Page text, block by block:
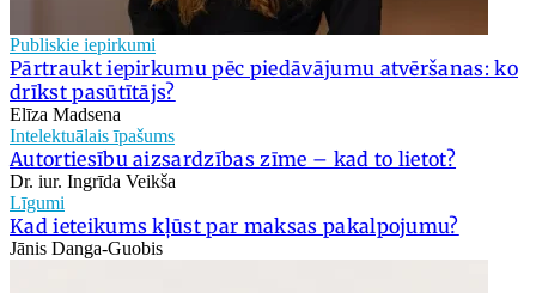
Publiskie iepirkumi
Pārtraukt iepirkumu pēc piedāvājumu atvēršanas: ko
drīkst pasūtītājs?
Elīza Madsena
Intelektuālais īpašums
Autortiesību aizsardzības zīme – kad to lietot?
Dr. iur. Ingrīda Veikša
Līgumi
Kad ieteikums kļūst par maksas pakalpojumu?
Jānis Danga-Guobis